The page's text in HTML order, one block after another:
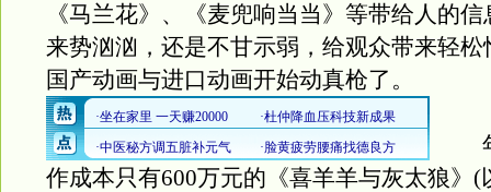
《马兰花》、《麦兜响当当》等带给人的
来势汹汹，还是不甘示弱，给观众带来轻松
国产动画与进口动画开始动真枪了。
年
作成本只有600万元的《喜羊羊与灰太狼》(